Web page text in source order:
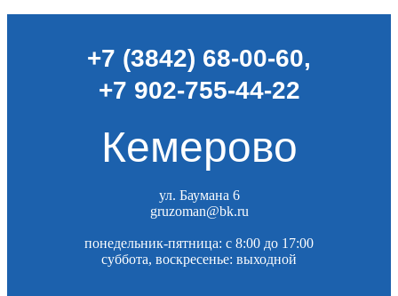
+7 (3842) 68-00-60,
+7 902-755-44-22
Кемерово
ул. Баумана 6
gruzoman@bk.ru
понедельник-пятница: c 8:00 до 17:00
суббота, воскресенье: выходной